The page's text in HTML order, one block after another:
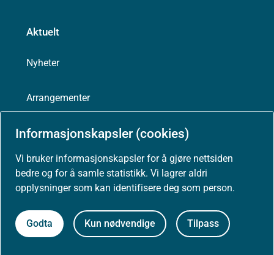
Informasjonskapsler (cookies)
Vi bruker informasjonskapsler for å gjøre nettsiden
bedre og for å samle statistikk. Vi lagrer aldri
opplysninger som kan identifisere deg som person.
Godta Kun nødvendige Tilpass
Aktuelt
Nyheter
Arrangementer
Høringer
Presse
Om nettstedet